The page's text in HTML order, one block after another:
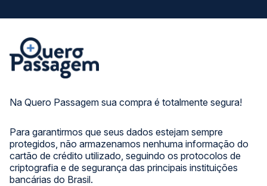
Na Quero Passagem sua compra é totalmente segura!
Para garantirmos que seus dados estejam sempre
protegidos, não armazenamos nenhuma informação do
cartão de crédito utilizado, seguindo os protocolos de
criptografia e de segurança das principais instituições
bancárias do Brasil.